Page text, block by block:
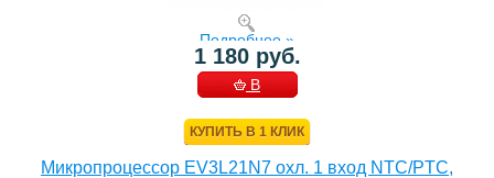
Подробнее »
1 180 руб.
В
КУПИТЬ В 1 КЛИК
Микропроцессор EV3L21N7 охл. 1 вход NTC/PTC,